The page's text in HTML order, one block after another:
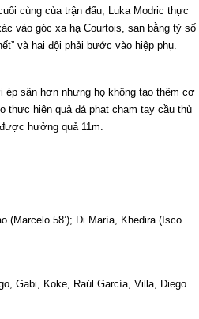
cùng của trận đấu, Luka Modric thực
vào góc xa hạ Courtois, san bằng tỷ số
và hai đội phải bước vào hiệp phụ.
ép sân hơn nhưng họ không tạo thêm cơ
thực hiện quả đá phạt chạm tay cầu thủ
hưởng quả 11m.
(Marcelo 58’); Di María, Khedira (Isco
Gabi, Koke, Raúl García, Villa, Diego